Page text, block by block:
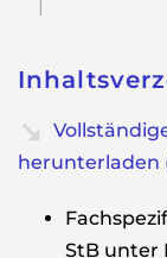
herunterladen
StB unter